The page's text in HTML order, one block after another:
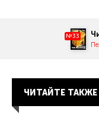
№33
ЧИТАЙТЕ ТАКЖЕ